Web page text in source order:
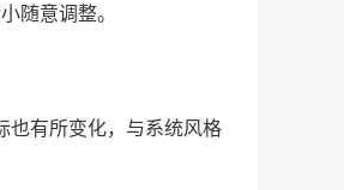
随意调整。
也有所变化，与系统风格